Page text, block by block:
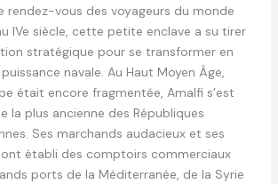
rendez-vous des voyageurs du monde
IVe siècle, cette petite enclave a su tirer
stratégique pour se transformer en
navale. Au Haut Moyen Âge,
était encore fragmentée, Amalfi s’est
la plus ancienne des Républiques
Ses marchands audacieux et ses
ont établi des comptoirs commerciaux
ports de la Méditerranée, de la Syrie